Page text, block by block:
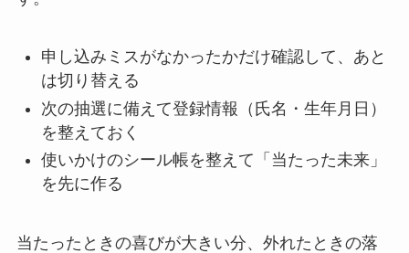
申し込みミスがなかったかだけ確認して、あと
は切り替える
次の抽選に備えて登録情報（氏名・生年月日）
を整えておく
使いかけのシール帳を整えて「当たった未来」
を先に作る
当たったときの喜びが大きい分、外れたときの落